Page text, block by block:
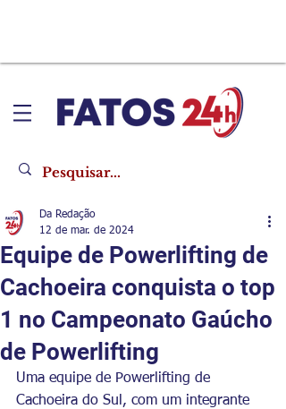
Equipe de Powerlifting de
Cachoeira conquista o top
1 no Campeonato Gaúcho
de Powerlifting
Da Redação
12 de mar. de 2024
Uma equipe de Powerlifting de
Cachoeira do Sul, com um integrante